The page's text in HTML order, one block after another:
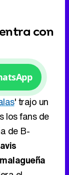
con
' trajo un
los fans de
de B-